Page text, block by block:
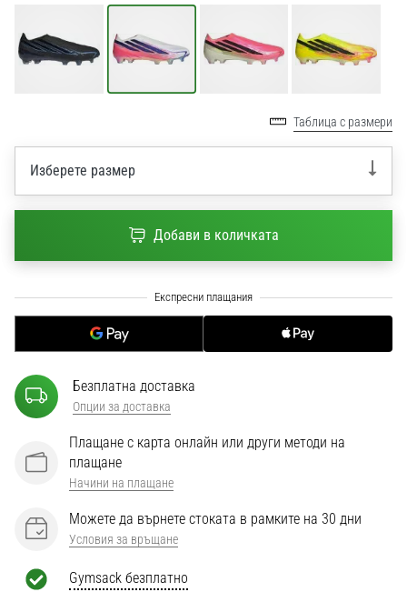
Nike
Phantom
6
футболни
Nike
Phantom
прецизност,
контрол
и
във
всяко
Перфектни
за
Таблица с размери
Изберете размер
Добави в количката
Безплатна доставка
Опции за доставка
Плащане с карта онлайн или други методи на
плащане
Начини на плащане
Можете да върнете стоката в рамките на 30 дни
Условия за връщане
Gymsack безплатно